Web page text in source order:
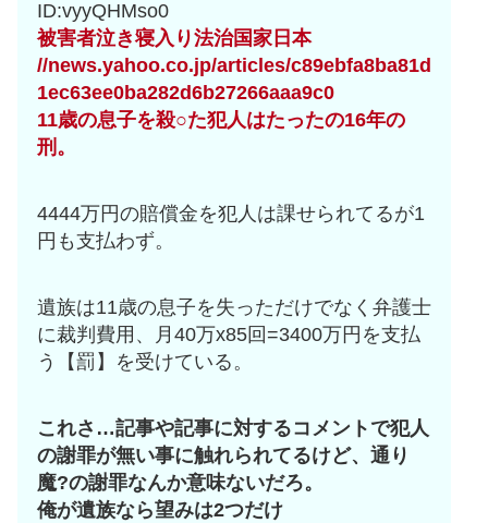
ID:vyyQHMso0
被害者泣き寝入り法治国家日本
//news.yahoo.co.jp/articles/c89ebfa8ba81d
1ec63ee0ba282d6b27266aaa9c0
11歳の息子を殺○た犯人はたったの16年の
刑。
4444万円の賠償金を犯人は課せられてるが1
円も支払わず。
遺族は11歳の息子を失っただけでなく弁護士
に裁判費用、月40万x85回=3400万円を支払
う【罰】を受けている。
これさ…記事や記事に対するコメントで犯人
の謝罪が無い事に触れられてるけど、通り
魔?の謝罪なんか意味ないだろ。
俺が遺族なら望みは2つだけ